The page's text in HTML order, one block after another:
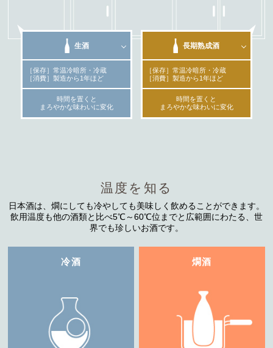
生酒
［保存］常温冷暗所・冷蔵
［消費］製造から1年ほど
時間を置くと
まろやかな味わいに変化
長期熟成酒
［保存］常温冷暗所・冷蔵
［消費］製造から1年ほど
時間を置くと
まろやかな味わいに変化
温度を知る
日本酒は、燗にしても冷やしても美味しく飲めることができます。
飲用温度も他の酒類と比べ5℃～60℃位までと広範囲にわたる、世
界でも珍しいお酒です。
冷酒 燗酒